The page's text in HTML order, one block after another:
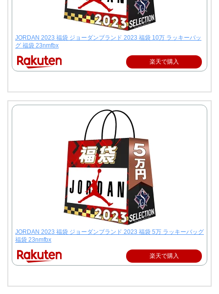
JORDAN 2023 福袋 ジョーダンブランド 2023 福袋 10万 ラッキーバッ
グ 福袋 23nmfbx
楽天で購入
JORDAN 2023 福袋 ジョーダンブランド 2023 福袋 5万 ラッキーバッグ
福袋 23nmfbx
楽天で購入